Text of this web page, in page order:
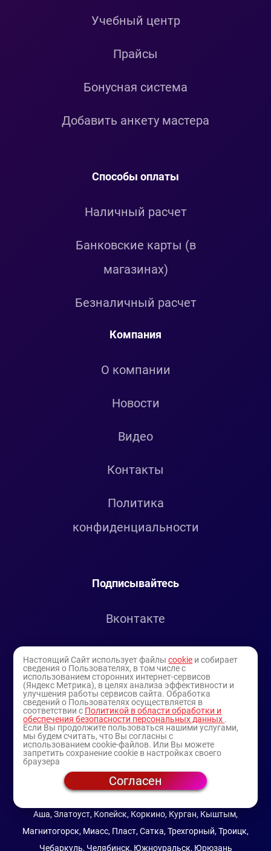
Учебный центр
Прайсы
Бонусная система
Добавить анкету мастера
Способы оплаты
Наличный расчет
Банковские карты (в
магазинах)
Безналичный расчет
Компания
О компании
Новости
Видео
Контакты
Политика
конфиденциальности
Подписывайтесь
Вконтакте
Youtube
© 1994-2025
— торговая витрина ИП Булатов В.А.
Аша, Златоуст, Копейск, Коркино, Курган, Кыштым,
Магнитогорск, Миасс, Пласт, Сатка, Трехгорный, Троицк,
Чебаркуль, Челябинск, Южноуральск, Юрюзань
Настоящий Сайт использует файлыcookie и собирает
сведения о Пользователях, в том числе с
использованием сторонних интернет-сервисов
(Яндекс Метрика), в целях анализа эффективности и
улучшения работы сервисов сайта. Обработка
сведений о Пользователях осуществляется в
соответствии с Политикой в области обработки и
обеспечения безопасности персональных данных .
Если Вы продолжите пользоваться нашими услугами,
мы будем считать, что Вы согласны с
использованием cookie-файлов. Или Вы можете
запретить сохранение cookie в настройках своего
браузера
Согласен